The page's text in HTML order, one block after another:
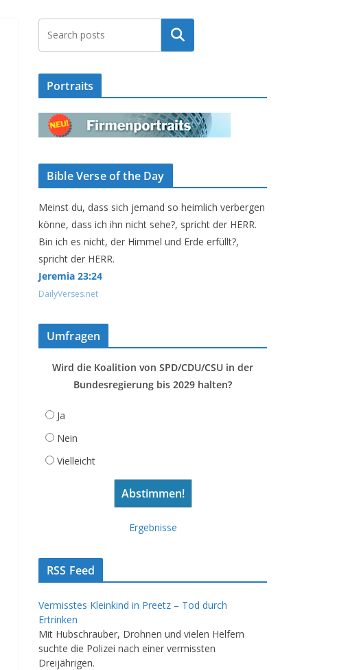
Suchen
Portraits
Bible Verse of the Day
Meinst du, dass sich jemand so heimlich verbergen
könne, dass ich ihn nicht sehe?, spricht der HERR.
Bin ich es nicht, der Himmel und Erde erfüllt?,
spricht der HERR.
Jeremia 23:24
DailyVerses.net
Umfragen
Wird die Koalition von SPD/CDU/CSU in der
Bundesregierung bis 2029 halten?
Ja
Nein
Vielleicht
Ergebnisse
RSS Feed
Vermisstes Kleinkind in Preetz – Tod durch
Ertrinken
Mit Hubschrauber, Drohnen und vielen Helfern
suchte die Polizei nach einer vermissten
Dreijährigen.